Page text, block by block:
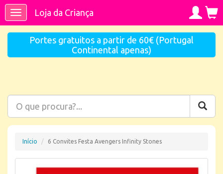
ToggleLoja da Criança
Portes gratuitos a partir de 60€ (Portugal
Continental apenas)
Início 6 Convites Festa Avengers Infinity Stones